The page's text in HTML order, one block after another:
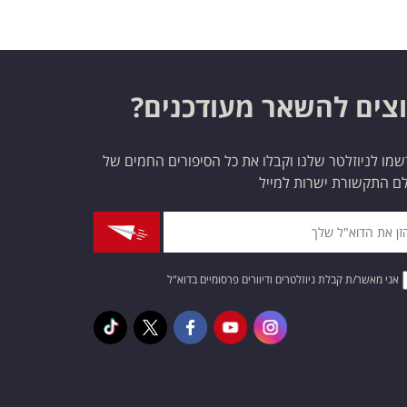
להשאר מעודכנים?
לניוזלטר שלנו וקבלו את כל הסיפורים החמים של
התקשורת ישרות למייל
אני מאשר/ת קבלת ניוזלטרים ודיוורים פרסומיים בדוא"ל